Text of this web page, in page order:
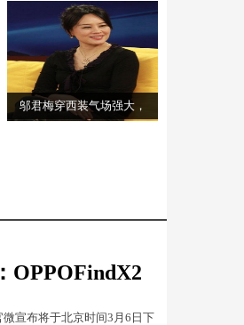
邬君梅穿西装气场强大，
OPPOFindX2
微宣布将于北京时间3月6日下